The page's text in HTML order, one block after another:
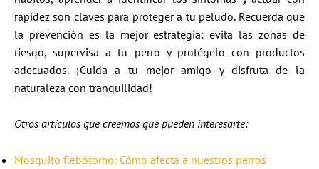
rapidez son claves para proteger a tu peludo. Recuerda que
la prevención es la mejor estrategia: evita las zonas de
riesgo, supervisa a tu perro y protégelo con productos
adecuados. ¡Cuida a tu mejor amigo y disfruta de la
naturaleza con tranquilidad!
Otros artículos que creemos que pueden interesarte:
Mosquito flebótomo: Cómo afecta a nuestros perros